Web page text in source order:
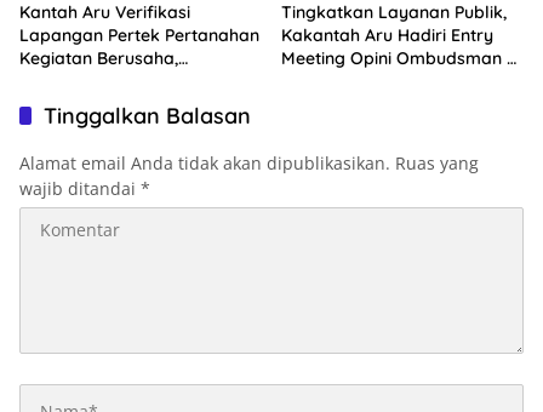
Kantah Aru Verifikasi
Lapangan Pertek Pertanahan
Kegiatan Berusaha,
Tingkatkan Layanan Publik,
Kakantah Aru Hadiri Entry
Meeting Opini Ombudsman RI
Tinggalkan Balasan
Alamat email Anda tidak akan dipublikasikan. Ruas yang
wajib ditandai *